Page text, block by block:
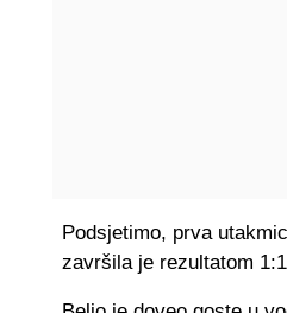
Podsjetimo, prva
završila je rezultatom